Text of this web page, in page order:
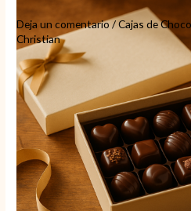
Deja un comentario/Cajas de
Christian